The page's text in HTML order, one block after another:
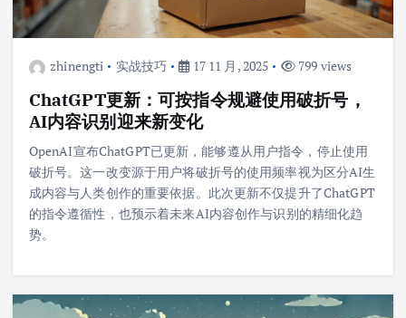
zhinengti 实战技巧 17 11 月, 2025 799 views
ChatGPT更新：可按指令规避使用破折号，
AI内容识别迎来新变化
OpenAI宣布ChatGPT已更新，能够遵从用户指令，停止使用
破折号。这一改变源于用户将破折号的使用频率视为区分AI生
成内容与人类创作的重要依据。此次更新不仅提升了ChatGPT
的指令遵循性，也预示着未来AI内容创作与识别的精细化趋
势。